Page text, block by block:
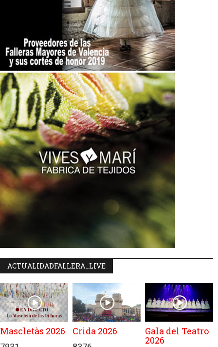
ACTUALIDADFALLERA_LIVE
Mascletàs 2026 Crida 2026 Gala del Teatro
2026